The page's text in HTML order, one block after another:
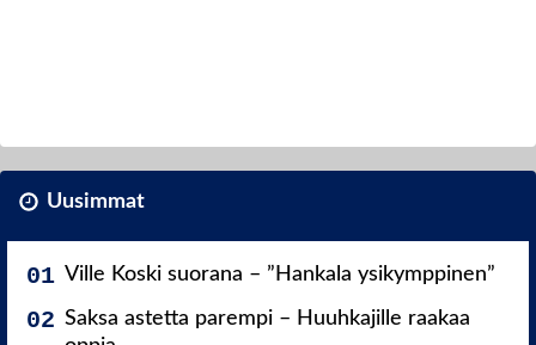
Uusimmat
Ville Koski suorana – ”Hankala ysikymppinen”
Saksa astetta parempi – Huuhkajille raakaa